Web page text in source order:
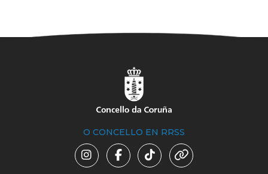
O CONCELLO EN RRSS